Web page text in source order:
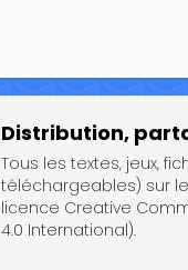
Distribution,
Tous les textes, jeux,
téléchargeables) sur
licence Creative
4.0 International).